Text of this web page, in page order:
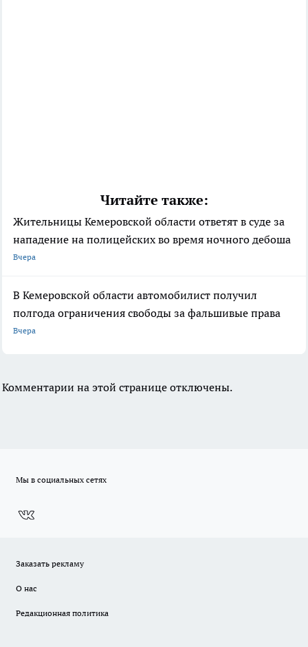
Читайте также:
Жительницы Кемеровской области ответят в суде за
нападение на полицейских во время ночного дебоша
Вчера
В Кемеровской области автомобилист получил
полгода ограничения свободы за фальшивые права
Вчера
Комментарии на этой странице отключены.
Мы в социальных сетях
Заказать рекламу
О нас
Редакционная политика